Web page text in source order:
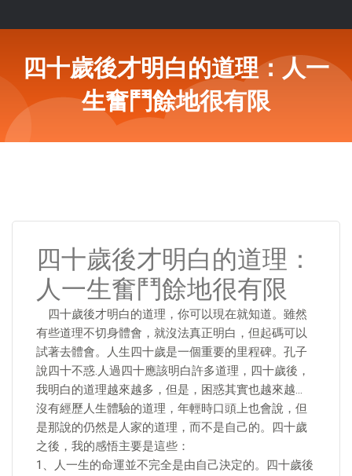
四十歲後才明白的道理：人一
生奮鬥餘地很有限
四十歲後才明白的道理：
人一生奮鬥餘地很有限
四十歲後才明白的道理，你可以現在就知道。雖然
有些道理不切身體會，就沒法真正明白，但起碼可以
試著去體會。人生四十歲是一個重要的里程碑。孔子
說四十不惑.人過四十應該明白許多道理，四十歲後，
我明白的道理越來越多，但是，困惑其實也越來越…
沒有經歷人生體驗的道理，年輕時口頭上也會說，但
是那說的仍然是人家的道理，而不是自己的。四十歲
之後，我的感悟主要是這些：
1、人一生的命運並不完全是由自己決定的。四十歲後